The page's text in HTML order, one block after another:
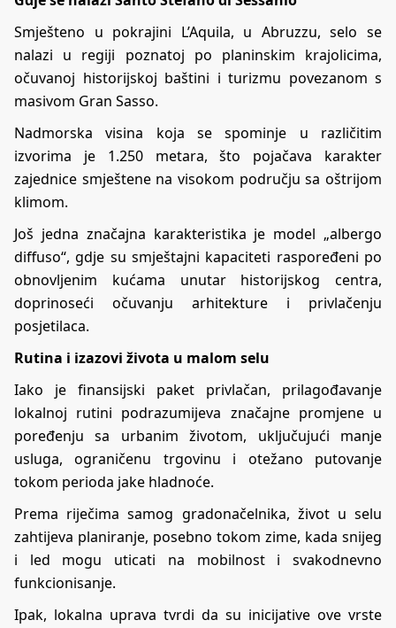
Smješteno u pokrajini L’Aquila, u Abruzzu, selo se
nalazi u regiji poznatoj po planinskim krajolicima,
očuvanoj historijskoj baštini i turizmu povezanom s
masivom Gran Sasso.
Nadmorska visina koja se spominje u različitim
izvorima je 1.250 metara, što pojačava karakter
zajednice smještene na visokom području sa oštrijom
klimom.
Još jedna značajna karakteristika je model „albergo
diffuso“, gdje su smještajni kapaciteti raspoređeni po
obnovljenim kućama unutar historijskog centra,
doprinoseći očuvanju arhitekture i privlačenju
posjetilaca.
Rutina i izazovi života u malom selu
Iako je finansijski paket privlačan, prilagođavanje
lokalnoj rutini podrazumijeva značajne promjene u
poređenju sa urbanim životom, uključujući manje
usluga, ograničenu trgovinu i otežano putovanje
tokom perioda jake hladnoće.
Prema riječima samog gradonačelnika, život u selu
zahtijeva planiranje, posebno tokom zime, kada snijeg
i led mogu uticati na mobilnost i svakodnevno
funkcionisanje.
Ipak, lokalna uprava tvrdi da su inicijative ove vrste